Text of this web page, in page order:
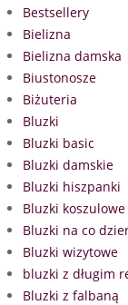
Bestsellery
Bielizna
Bielizna damska
Biustonosze
Biżuteria
Bluzki
Bluzki basic
Bluzki damskie
Bluzki hiszpanki
Bluzki koszulowe
Bluzki na co
Bluzki wizytowe
bluzki z długim
Bluzki z falbaną